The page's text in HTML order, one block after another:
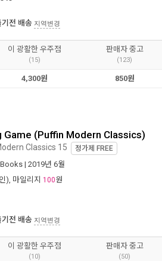
전 배송 지역변경
이 광활한 우주점
(15)
판매자 중고
(123)
4,300원 850원
Game (Puffin Modern Classics)
Classics 15 정가제 FREE
| 2019년 6월
), 마일리지 100원
전 배송 지역변경
이 광활한 우주점
(10)
판매자 중고
(50)